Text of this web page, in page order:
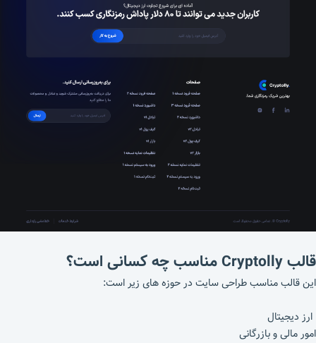
قالب Cryptolly مناسب چه کسانی است؟
این قالب مناسب طراحی سایت در حوزه های زیر است:
ارز دیجیتال
امور مالی و بازرگانی